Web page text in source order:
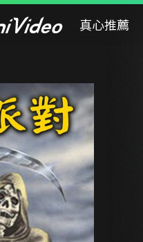
真心推薦